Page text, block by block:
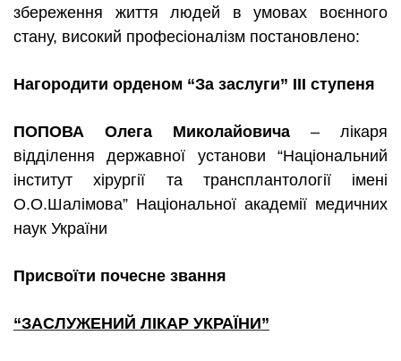
збереження життя людей в умовах воєнного
стану, високий професіоналізм постановлено:
Нагородити орденом “За заслуги” ІІІ ступеня
ПОПОВА Олега Миколайовича – лікаря
відділення державної установи “Національний
інститут хірургії та трансплантології імені
О.О.Шалімова” Національної академії медичних
наук України
Присвоїти почесне звання
“ЗАСЛУЖЕНИЙ ЛІКАР УКРАЇНИ”